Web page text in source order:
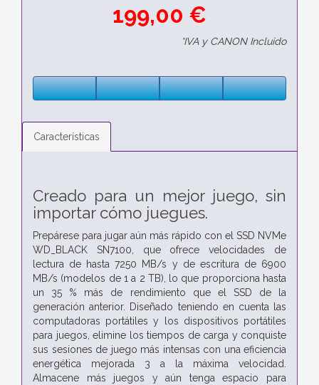
199,00 €
*IVA y CANON Incluido
Características
Creado para un mejor juego, sin
importar cómo juegues.
Prepárese para jugar aún más rápido con el SSD NVMe
WD_BLACK SN7100, que ofrece velocidades de
lectura de hasta 7250 MB/s y de escritura de 6900
MB/s (modelos de 1 a 2 TB), lo que proporciona hasta
un 35 % más de rendimiento que el SSD de la
generación anterior. Diseñado teniendo en cuenta las
computadoras portátiles y los dispositivos portátiles
para juegos, elimine los tiempos de carga y conquiste
sus sesiones de juego más intensas con una eficiencia
energética mejorada 3 a la máxima velocidad.
Almacene más juegos y aún tenga espacio para